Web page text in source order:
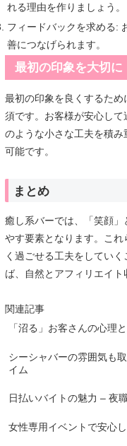
れる理由を作りましょう。
フィードバックを求める:
善につなげられます。
最初の印象を大切に
最初の印象を良くするた
須です。お客様が安心し
のような小さな工夫を積
可能です。
まとめ
癒し系バーでは、「笑顔
やす要素となります。こ
く過ごせる工夫をしてい
ば、自然とアフィリエイト
関連記事
「沼る」お客さんの心理
シーシャバーの雰囲気も
イム
日払いバイトの魅力 – 夜
女性専用イベントで安心